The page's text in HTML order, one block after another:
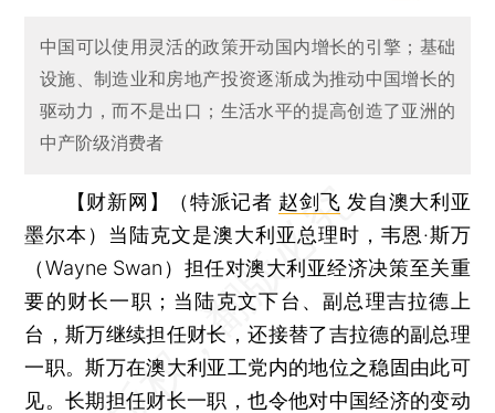
中国可以使用灵活的政策开动国内增长的引擎；基础
设施、制造业和房地产投资逐渐成为推动中国增长的
驱动力，而不是出口；生活水平的提高创造了亚洲的
中产阶级消费者
【财新网】（特派记者 赵剑飞 发自澳大利亚
墨尔本） 当陆克文是澳大利亚总理时，韦恩·斯万
（Wayne Swan）担任对澳大利亚经济决策至关重
要的财长一职；当陆克文下台、副总理吉拉德上
台，斯万继续担任财长，还接替了吉拉德的副总理
一职。斯万在澳大利亚工党内的地位之稳固由此可
见。长期担任财长一职，也令他对中国经济的变动